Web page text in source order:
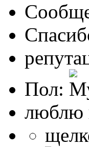
Пол:
люблю